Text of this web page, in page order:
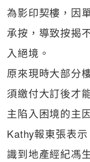
為影印契樓，因
承按，導致按揭
入絕境。
原來現時大部分
須繳付大訂後才
主陷入困境的主
Kathy報東張表
識到地產經紀馮